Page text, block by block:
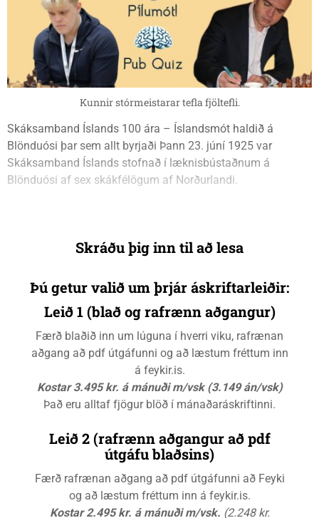
Kunnir stórmeistarar tefla fjöltefli.
Skáksamband Íslands 100 ára – Íslandsmót haldið á
Blönduósi þar sem allt byrjaði Þann 23. júní 1925 var
Skáksamband Íslands stofnað í læknisbústaðnum á
Blönduósi af sex skákfélögum af Norðurlandi.
Skráðu þig inn til að lesa
Þú getur valið um þrjár áskriftarleiðir:
Leið 1 (blað og rafrænn aðgangur)
Færð blaðið inn um lúguna í hverri viku, rafrænan
aðgang að pdf útgáfunni og að læstum fréttum inn
á feykir.is.
Kostar 3.495 kr. á mánuði m/vsk (3.149 án/vsk)
Það eru alltaf fjögur blöð í mánaðaráskriftinni.
Leið 2 (rafrænn aðgangur að pdf
útgáfu blaðsins)
Færð rafrænan aðgang að pdf útgáfunni að Feyki
og að læstum fréttum inn á feykir.is.
Kostar 2.495 kr. á mánuði m/vsk. (2.248 kr.